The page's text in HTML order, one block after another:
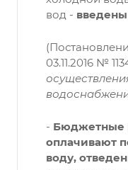
вод -
03.11.2016 №
- Бюджетные
оплачивают
воду,